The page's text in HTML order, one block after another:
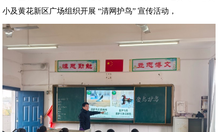
小及黄花新区广场组织开展 “清网护鸟” 宣传活动，